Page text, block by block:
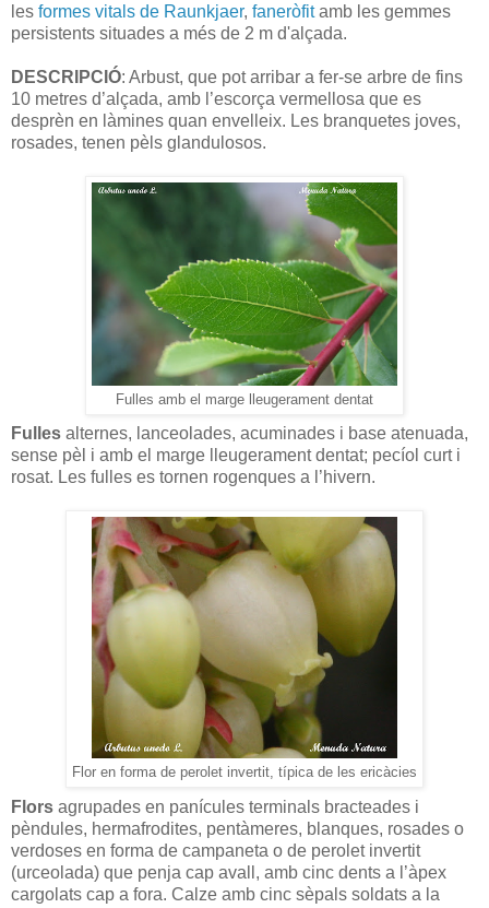
les formes vitals de Raunkjaer, faneròfitamb les gemmes
persistents situades a més de 2 m d'alçada.
DESCRIPCIÓ: Arbust, que pot arribar a fer-se arbre de fins
10 metres d’alçada, amb l’escorça vermellosa que es
desprèn en làmines quan envelleix. Les branquetes joves,
rosades, tenen pèls glandulosos.
Fulles amb el marge lleugerament dentat
Fulles alternes, lanceolades, acuminades i base atenuada,
sense pèl i amb el marge lleugerament dentat; pecíol curt i
rosat. Les fulles es tornen rogenques a l’hivern.
Flor en forma de perolet invertit, típica de les ericàcies
Flors agrupades en panícules terminals bracteades i
pèndules, hermafrodites, pentàmeres, blanques, rosades o
verdoses en forma de campaneta o de perolet invertit
(urceolada) que penja cap avall, amb cinc dents a l’àpex
cargolats cap a fora. Calze amb cinc sèpals soldats a la